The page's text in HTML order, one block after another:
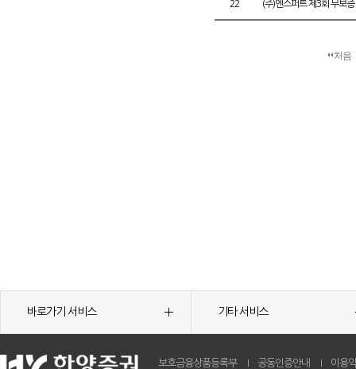
22 (주)엔스퍼트 제3회 무보
처음
바로가기 서비스 기타 서비스
보호금융상품등록부 공동인증안내 이용